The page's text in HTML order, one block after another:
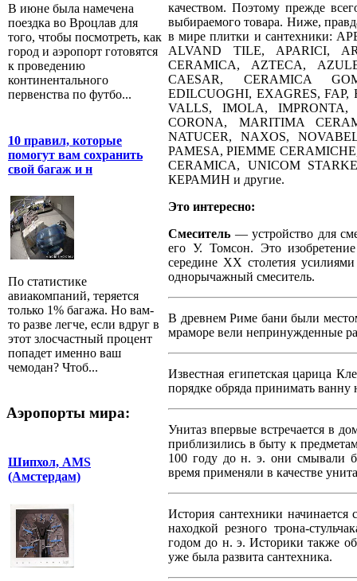
В июне была намечена
поездка во Вроцлав для
того, чтобы посмотреть, как
город и аэропорт готовятся
к проведению
континентального
первенства по футбо...
10 правил, которые
помогут вам сохранить
свой багаж и н
По статистике
авиакомпаний, теряется
только 1% багажа. Но вам-
то разве легче, если вдруг в
этот злосчастный процент
попадет именно ваш
чемодан? Чтоб...
Аэропорты мира:
Шипхол, AMS
(Амстердам)
качеством. Поэтому прежде
выбираемого товара. Ниже,
в мире плитки и сантехники:
ALVAND TILE, APARICI,
CERAMICA, AZTECA,
CAESAR, CERAMICA
EDILCUOGHI, EXAGRES, FAP,
VALLS, IMOLA,
CORONA, MARITIMA
NATUCER, NAXOS,
PAMESA, PIEMME
CERAMICA, UNICOM
КЕРАМИН и другие.
Это интересно:
Смеситель — устройство для
его У. Томсон. Это
середине XX столетия
однорычажный смеситель.
В древнем Риме бани были
мраморе вели непринужденные
Известная египетская царица
порядке обряда принимать ванну
Унитаз впервые встречается в
приблизились в быту к
100 году до н. э. они смывали
время применяли в качестве
История сантехники
находкой резного трона-
годом до н. э. Историки также
уже была развита сантехника.